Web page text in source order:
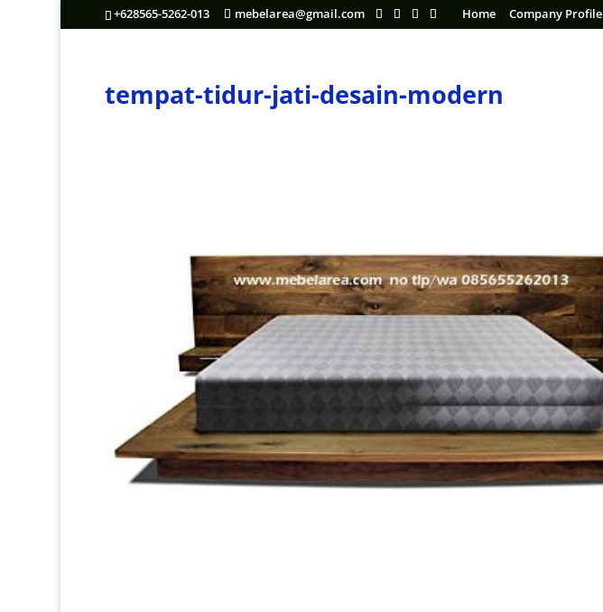
+628565-5262-013 mebelarea@gmail.com Home Company Profile
tempat-tidur-jati-desain-modern